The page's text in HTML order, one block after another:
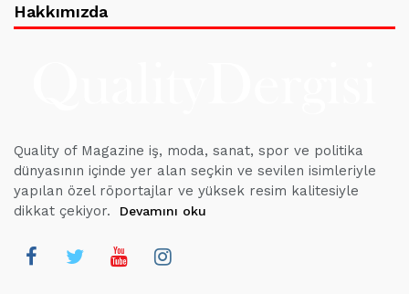
Hakkımızda
Quality of Magazine iş, moda, sanat, spor ve politika
dünyasının içinde yer alan seçkin ve sevilen isimleriyle
yapılan özel röportajlar ve yüksek resim kalitesiyle
dikkat çekiyor.
Devamını oku